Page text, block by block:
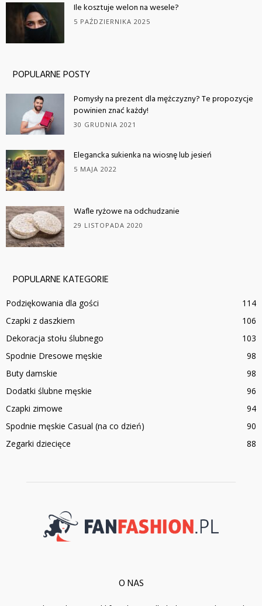
Ile kosztuje welon na wesele?
5 PAŹDZIERNIKA 2025
POPULARNE POSTY
Pomysły na prezent dla mężczyzny? Te propozycje
powinien znać każdy!
30 GRUDNIA 2021
Elegancka sukienka na wiosnę lub jesień
5 MAJA 2022
Wafle ryżowe na odchudzanie
29 LISTOPADA 2020
POPULARNE KATEGORIE
Podziękowania dla gości
114
Czapki z daszkiem
106
Dekoracja stołu ślubnego
103
Spodnie Dresowe męskie
98
Buty damskie
98
Dodatki ślubne męskie
96
Czapki zimowe
94
Spodnie męskie Casual (na co dzień)
90
Zegarki dziecięce
88
O NAS